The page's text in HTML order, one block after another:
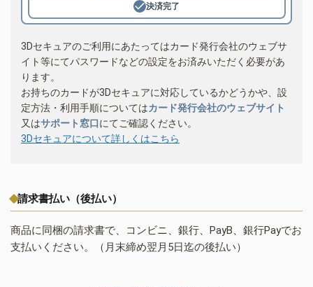
決済完了
3Dセキュアのご利用にあたってはカード発行会社のウェブサ
イト等にてパスワードなどの設定をお済みいただく必要があ
ります。
お持ちのカードが3Dセキュアに対応しているかどうかや、設
定方法・利用手順についてはカード発行会社のウェブサイト
又はサポート窓口にてご確認ください。
3Dセキュアについて詳しくはこちら
請求書払い（後払い）
商品に同梱の請求書で、コンビニ、銀行、PayB、銀行Payでお
支払いください。（月末締め翌月5日迄の後払い）